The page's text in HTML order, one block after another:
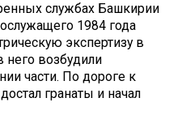
службах Башкирии
1984 года
экспертизу в
него возбудили
части. По дороге к
гранаты и начал